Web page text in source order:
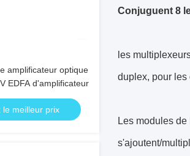
amplificateur optique
EDFA d'amplificateur
le meilleur prix
Conjuguent 8
les
duplex, pour les
Les modules
s'ajoutent/